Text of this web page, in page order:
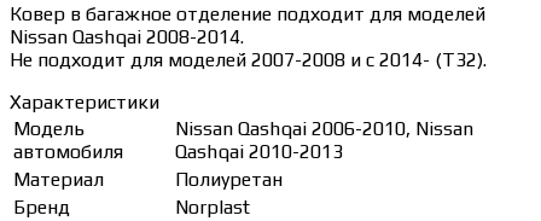
Ковер в багажное отделение подходит для моделей
Nissan Qashqai 2008-2014.
Не подходит для моделей 2007-2008 и с 2014- (Т32).
Характеристики
Модель
автомобиля
Nissan Qashqai 2006-2010, Nissan
Qashqai 2010-2013
Материал
Полиуретан
Бренд
Norplast